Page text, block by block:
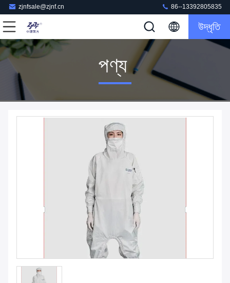
zjnfsale@zjnf.cn 86--13392805835
উদ্ধৃতি
পণ্য